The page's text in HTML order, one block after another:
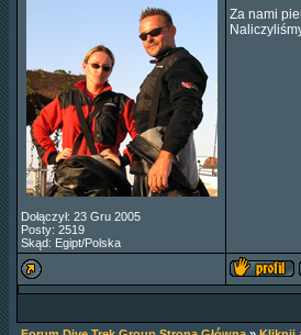
Dołączył: 23 Gru 2005
Posty: 2519
Skąd: Egipt/Polska
Za nami